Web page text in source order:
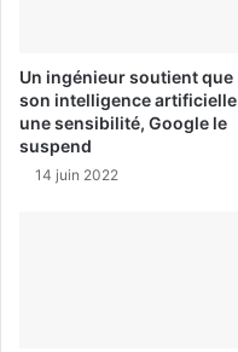
Un ingénieur soutient que
son intelligence artificielle
une sensibilité, Google le
suspend
14 juin 2022